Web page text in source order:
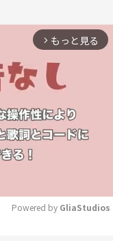
arrow_forward_ios もっと見る
Powered by GliaStudios